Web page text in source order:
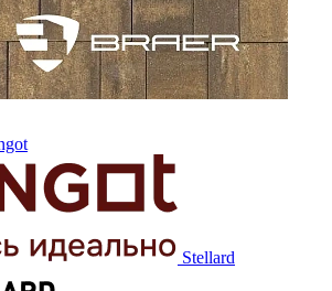
Stellard